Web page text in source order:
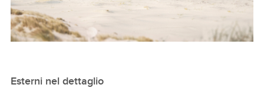
Esterni nel dettaglio